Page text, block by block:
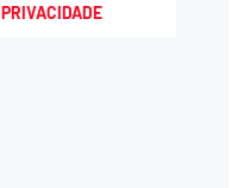
PRIVACIDADE